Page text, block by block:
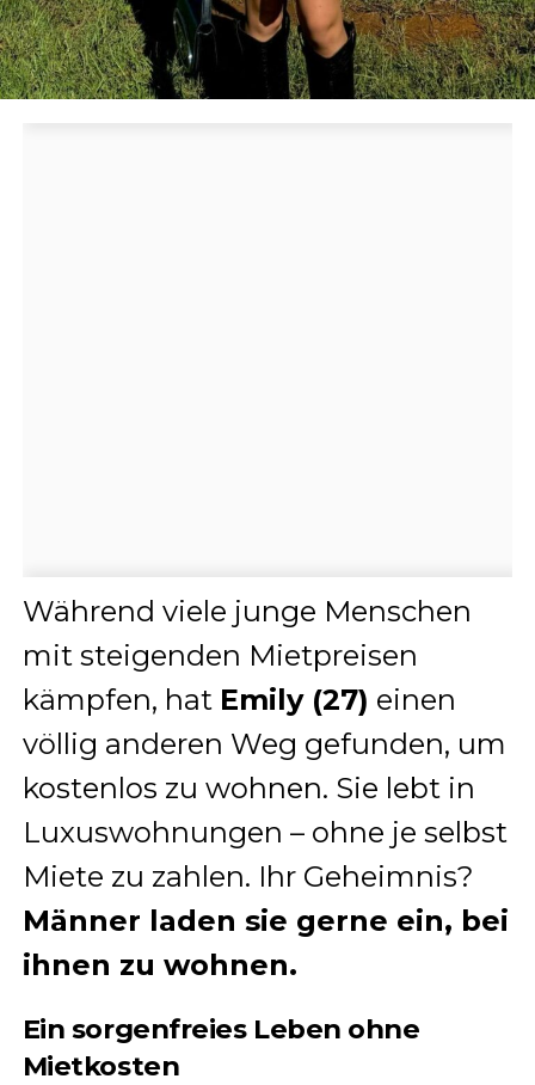
Während viele junge Menschen
mit steigenden Mietpreisen
kämpfen, hat Emily (27) einen
völlig anderen Weg gefunden, um
kostenlos zu wohnen. Sie lebt in
Luxuswohnungen – ohne je selbst
Miete zu zahlen. Ihr Geheimnis?
Männer laden sie gerne ein, bei
ihnen zu wohnen.
Ein sorgenfreies Leben ohne
Mietkosten